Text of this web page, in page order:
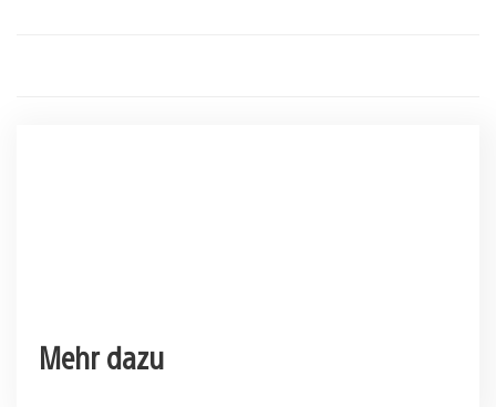
Mehr dazu